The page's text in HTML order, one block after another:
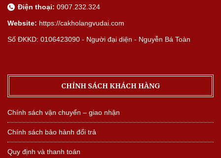
Điện thoại: 0907.232.324
Website: https://cakholangvudai.com
Số ĐKKD: 0106423090 - Người đại diện - Nguyễn Bá Toàn
CHÍNH SÁCH KHÁCH HÀNG
Chính sách vận chuyển – giao nhận
Chính sách bảo hành đổi trả
Quy định và thanh toán